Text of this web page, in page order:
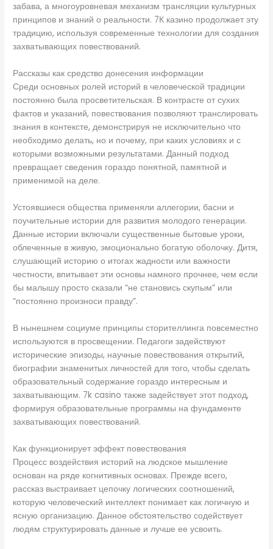
забава, а многоуровневая механизм трансляции культурных
принципов и знаний о реальности. 7К казино продолжает эту
традицию, используя современные технологии для создания
захватывающих повествований.
Рассказы как средство донесения информации
Среди основных ролей историй в человеческой традиции
постоянно была просветительская. В контрасте от сухих
фактов и указаний, повествования позволяют транслировать
знания в контексте, демонстрируя не исключительно что
необходимо делать, но и почему, при каких условиях и с
которыми возможными результатами. Данный подход
превращает сведения гораздо понятной, памятной и
применимой на деле.
Устоявшиеся общества применяли аллегории, басни и
поучительные истории для развития молодого генерации.
Данные истории включали существенные бытовые уроки,
облеченные в живую, эмоционально богатую оболочку. Дитя,
слушающий историю о итогах жадности или важности
честности, впитывает эти основы намного прочнее, чем если
бы малышу просто сказали “не становись скупым” или
“постоянно произноси правду”.
В нынешнем социуме принципы сторителлинга повсеместно
используются в просвещении. Педагоги задействуют
исторические эпизоды, научные повествования открытий,
биографии знаменитых личностей для того, чтобы сделать
образовательный содержание гораздо интересным и
захватывающим. 7k casino также задействует этот подход,
формируя образовательные программы на фундаменте
захватывающих повествований.
Как функционирует эффект повествования
Процесс воздействия историй на людское мышление
основан на ряде когнитивных основах. Прежде всего,
рассказ выстраивает цепочку логических соотношений,
которую человеческий интеллект понимает как логичную и
ясную организацию. Данное обстоятельство содействует
людям структурировать данные и лучше ее усвоить.